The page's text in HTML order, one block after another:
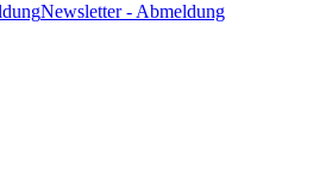
Newsletter - Abmeldung